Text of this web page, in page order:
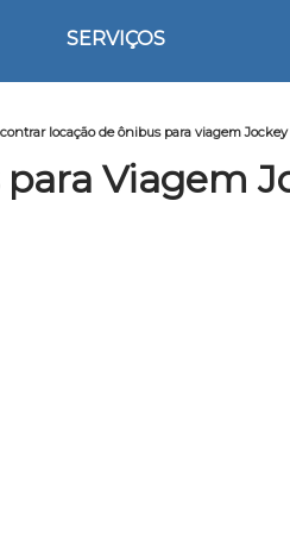
SERVIÇOS
locação de ônibus para viagem Jockey
Viagem